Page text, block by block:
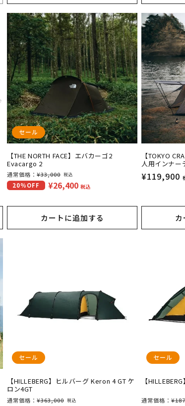
セール
【THE NORTH FACE】エバカーゴ2
Evacargo 2
通
常
通常価格： ¥33,000 税込
セ20%OFF ¥26,400税込
カートに追加する
【TOKYO
人用インナー
通
¥119,900
セール
【HILLEBERG】ヒルバーグ Keron 4 GT ケ
ロン4GT
通
通常価格： ¥363,000 税込
セール
【
通
通常価格：